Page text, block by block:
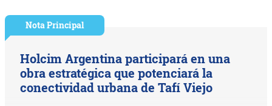
Nota Principal
Holcim Argentina participará en una
obra estratégica que potenciará la
conectividad urbana de Tafí Viejo